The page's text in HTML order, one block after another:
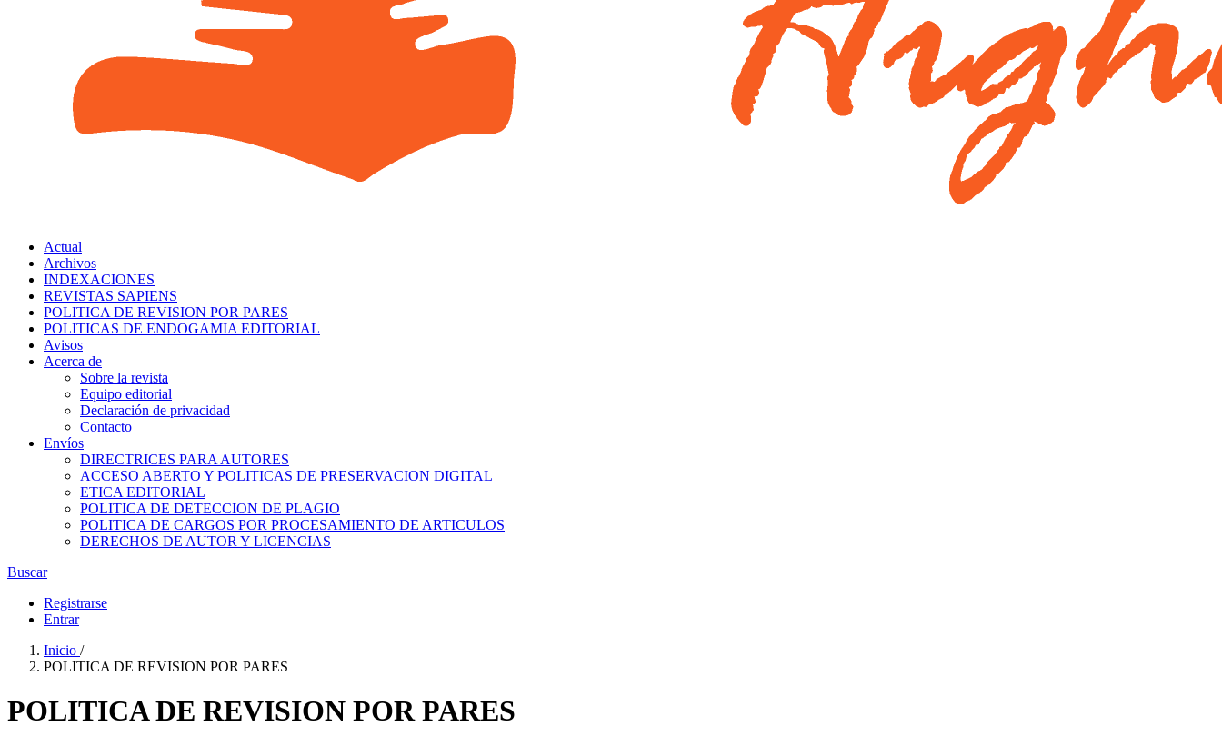
Actual
Archivos
INDEXACIONES
REVISTAS SAPIENS
POLITICA DE REVISION POR PARES
POLITICAS DE ENDOGAMIA EDITORIAL
Avisos
Acerca de
Sobre la revista
Equipo editorial
Declaración de privacidad
Contacto
Envíos
DIRECTRICES PARA AUTORES
ACCESO ABERTO Y POLITICAS DE PRESERVACION DIGITAL
ETICA EDITORIAL
POLITICA DE DETECCION DE PLAGIO
POLITICA DE CARGOS POR PROCESAMIENTO DE ARTICULOS
DERECHOS DE AUTOR Y LICENCIAS
Buscar
Registrarse
Entrar
Inicio /
POLITICA DE REVISION POR PARES
POLITICA DE REVISION POR PARES